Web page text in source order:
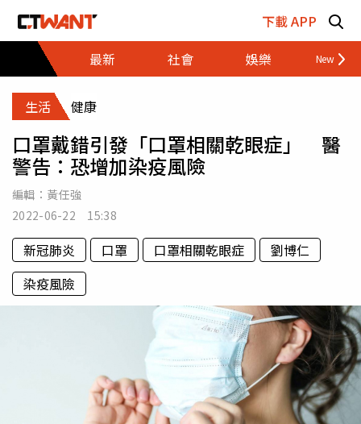
下載 APP
最新
社會 娛樂 財經
生活 健康
口罩戴錯引發「口罩相關乾眼症」 醫
警告：恐增加染疫風險
編輯： 黃任強
2022-06-22 15:38
新冠肺炎 口罩 口罩相關乾眼症
劉博仁
染疫風險